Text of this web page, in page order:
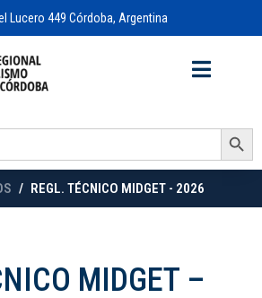
Lucero 449 Córdoba, Argentina
Search Button
REGL. TÉCNICO MIDGET - 2026
MIDGET –